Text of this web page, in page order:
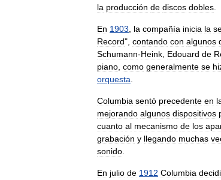
la producción de discos dobles
En 1903 la compañía inicia la
Record", contando con algunos
Schumann-Heink Edouard de
piano como generalmente se
orquesta
Columbia sentó precedente en
mejorando algunos dispositivos
cuanto al mecanismo de los
grabación y llegando muchas
sonido
En julio de 1912 Columbia